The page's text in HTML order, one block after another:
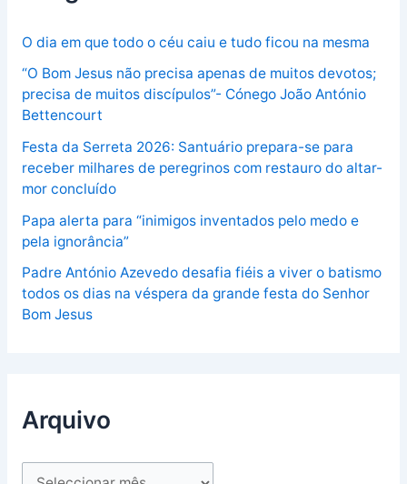
O dia em que todo o céu caiu e tudo ficou na mesma
“O Bom Jesus não precisa apenas de muitos devotos;
precisa de muitos discípulos”- Cónego João António
Bettencourt
Festa da Serreta 2026: Santuário prepara-se para
receber milhares de peregrinos com restauro do altar-
mor concluído
Papa alerta para “inimigos inventados pelo medo e
pela ignorância”
Padre António Azevedo desafia fiéis a viver o batismo
todos os dias na véspera da grande festa do Senhor
Bom Jesus
Arquivo